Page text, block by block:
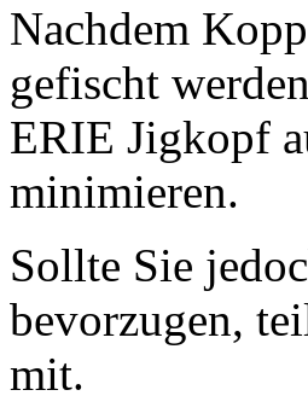
Nachdem
gefischt
ERIE Jigkopf
minimieren.
Sollte Sie
bevorzugen,
mit.